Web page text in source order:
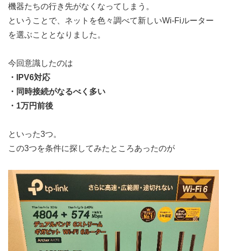
機器たちの行き先がなくなってしまう。
ということで、ネットを色々調べて新しいWi-Fiルーター
を選ぶこととなりました。
今回意識したのは
・IPV6対応
・同時接続がなるべく多い
・1万円前後
といった3つ。
この3つを条件に探してみたところあったのが